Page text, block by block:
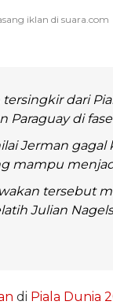
dari
Paraguay di
Jerman
mampu
tersebut
Julian
di Piala Dunia